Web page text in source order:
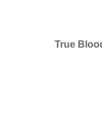
True